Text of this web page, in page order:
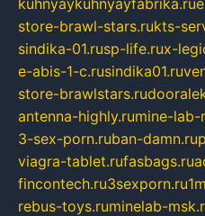
store-brawl-stars.rukts-
sindika-01.rusp-life.rux-
e-abis-1-c.rusindika01.ru
store-brawlstars.ru
antenna-highly.rumine-lab-
3-sex-porn.ruban-damn.ru
viagra-tablet.rufasbags.ru
fincontech.ru3sexporn.ru
rebus-toys.ruminelab-